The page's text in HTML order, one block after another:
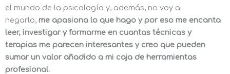
el mundo de la psicología y, además, no voy a
negarlo, me apasiona lo que hago y por eso me encanta
leer, investigar y formarme en cuantas técnicas y
terapias me parecen interesantes y creo que pueden
sumar un valor añadido a mi caja de herramientas
profesional.